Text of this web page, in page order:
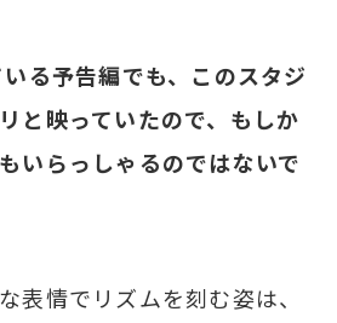
る予告編でも、このスタジ
と映っていたので、もしか
いらっしゃるのではないで
表情でリズムを刻む姿は、